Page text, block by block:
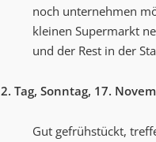
noch unternehmen
kleinen Supermarkt
und der Rest in der
2. Tag, Sonntag, 17.
Gut gefrühstückt,